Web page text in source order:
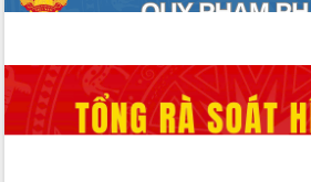
hoạch tỉnh Đắk Lắk thời kỳ 2021-2030,
tầm nhìn đến năm 2050
Nâng cao hiệu quả hoạt động của các